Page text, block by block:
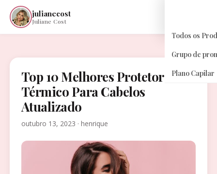
julianecost
Juliane Cost
Todos os
Grupo de
Plano Capilar
Top 10 Melhores Protetor
Térmico Para Cabelos
Atualizado
outubro 13, 2023 · henrique